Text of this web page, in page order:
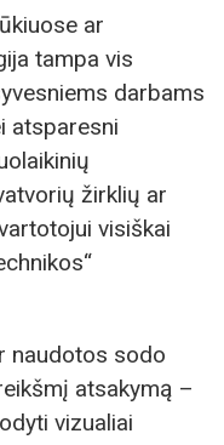
ar
tampa vis
darbams
atsparesni
žirklių ar
visiškai
naudotos sodo
atsakymą –
vizualiai